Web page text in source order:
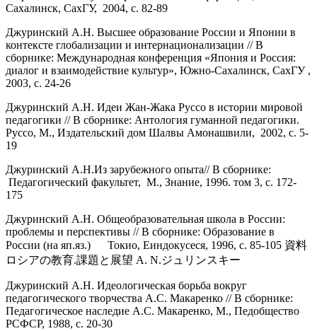
Сахалинск, СахГУ, 2004, с. 82-89
Джуринский А.Н. Высшее образование России и Японии в
контексте глобализации и интернационализации // В
сборнике: Международная конференция «Япония и Россия:
диалог и взаимодействие культур», Южно-Сахалинск, СахГУ ,
2003, с. 24-26
Джуринский А.Н. Идеи Жан-Жака Руссо в истории мировой
педагогики // В сборнике: Антология гуманной педагогики.
Руссо, М., Издательский дом Шалвы Амонашвили, 2002, с. 5-
19
Джуринский А.Н.Из зарубежного опыта// В сборнике:
Педагогический факультет, М., Знание, 1996. том 3, с. 172-
175
Джуринский А.Н. Общеобразовательная школа в России:
проблемы и перспективы // В сборнике: Образование в
России (на яп.яз.) Токио, Еиндокусеся, 1996, с. 85-105 資料
ロシアの教育.課題と展望 A. N.ジュリンスキー
Джуринский А.Н. Идеологическая борьба вокруг
педагогического творчества А.С. Макаренко // В сборнике:
Педагогическое наследие А.С. Макаренко, М., Педобщество
РСФСР, 1988, с. 20-30